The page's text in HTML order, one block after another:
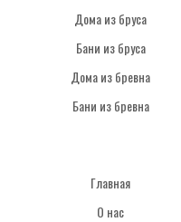
Дома из бруса
Бани из бруса
Дома из бревна
Бани из бревна
Главная
О нас